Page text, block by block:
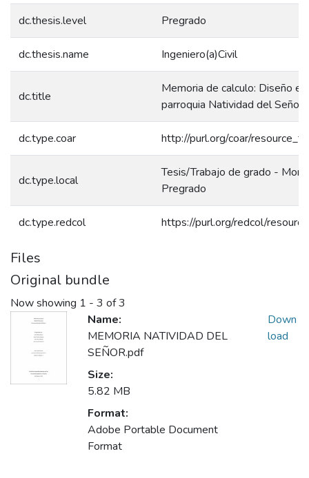
dc.thesis.level Pregrado
dc.thesis.name Ingeniero(a)Civil
dc.title
Memoria de calculo: Diseño
parroquia Natividad del Señor
dc.type.coar http://purl.org/coar/
dc.type.local
Tesis/Trabajo de grado -
Pregrado
dc.type.redcol https://purl.org/redcol/
Files
Original bundle
Now showing 1 - 3 of 3
Name:
MEMORIA NATIVIDAD DEL
SEÑOR.pdf
Size:
5.82 MB
Format:
Adobe Portable Document
Format
Down
load